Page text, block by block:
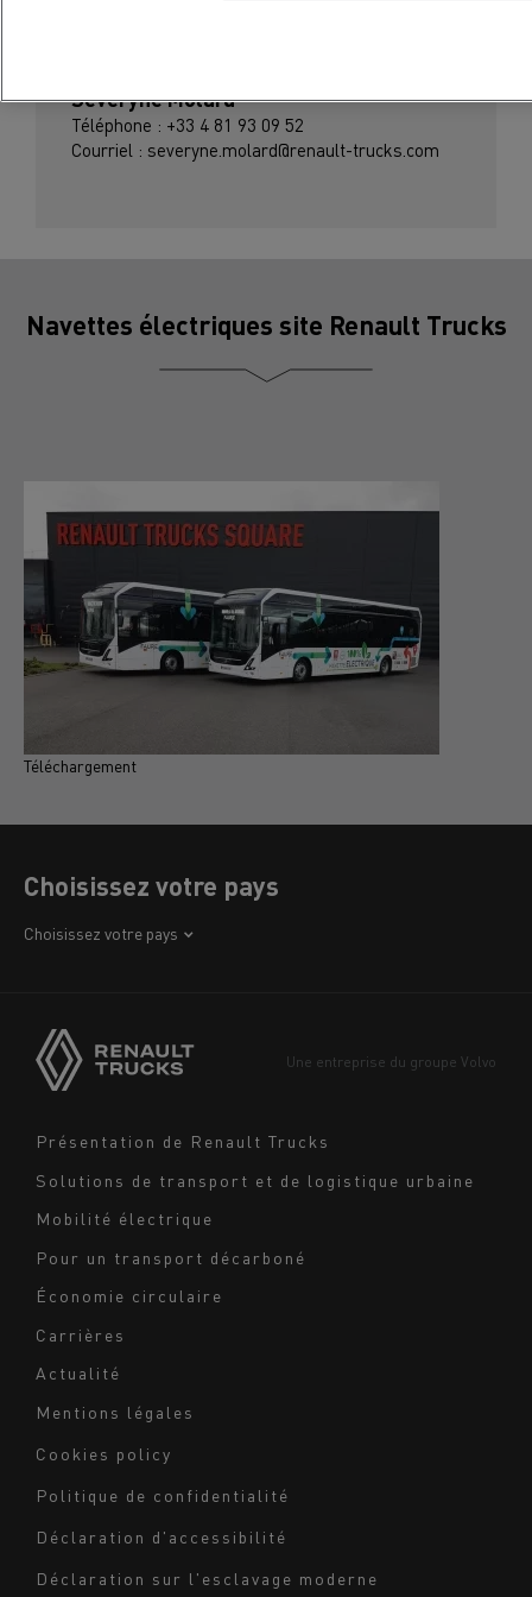
Séveryne Molard
Téléphone : +33 4 81 93 09 52
Courriel : severyne.molard@renault-trucks.com
Navettes électriques site Renault Trucks
Téléchargement
Choisissez votre pays
Choisissez votre pays
Europe
Navigation
Présentation de Renault Trucks
Solutions de transport et de logistique urbaine
Mobilité électrique
Pour un transport décarboné
Économie circulaire
Carrières
Actualité
Une entreprise du groupe Volvo
bas
de
page
Mentions légales
Cookies policy
Politique de confidentialité
Déclaration d'accessibilité
Déclaration sur l'esclavage moderne